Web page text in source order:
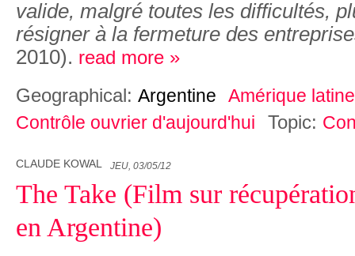
valide, malgré toutes les difficultés,
résigner à la fermeture des
2010). read more »
Geographical: Argentine
Amérique latine
Contrôle ouvrier d'aujourd'hui
Topic:
CLAUDE KOWAL JEU, 03/05/12
The Take (Film sur
en Argentine)